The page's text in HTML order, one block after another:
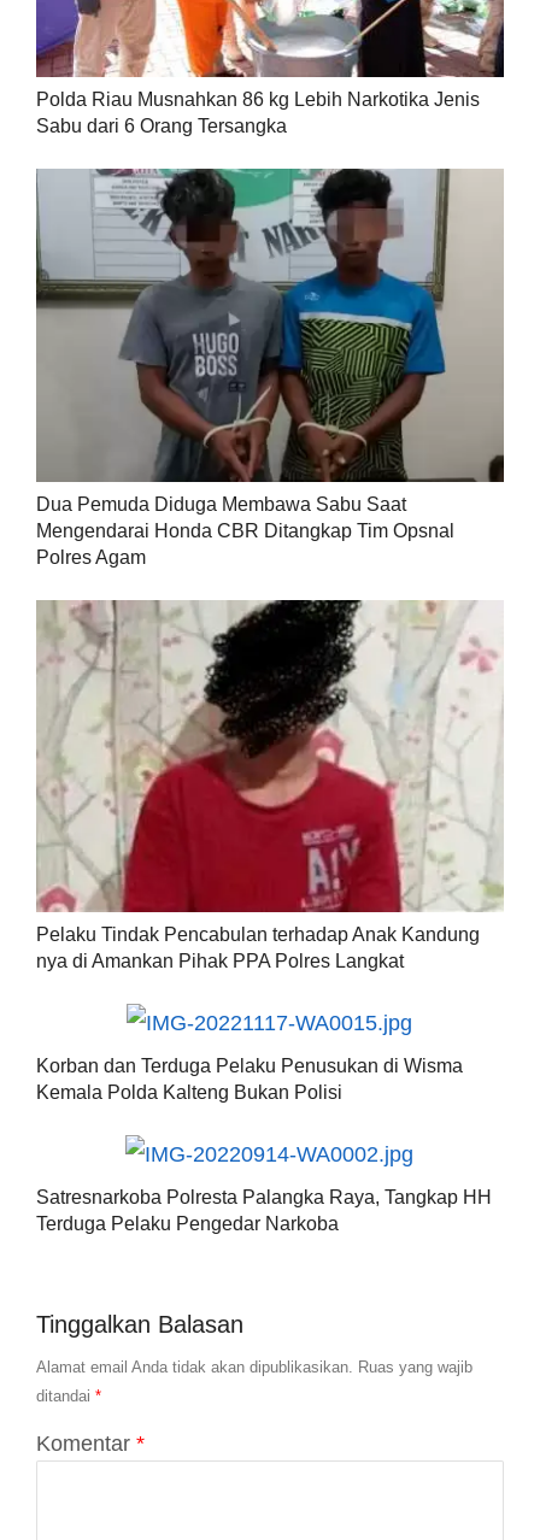
Polda Riau Musnahkan 86 kg Lebih Narkotika Jenis
Sabu dari 6 Orang Tersangka
Dua Pemuda Diduga Membawa Sabu Saat
Mengendarai Honda CBR Ditangkap Tim Opsnal
Polres Agam
Pelaku Tindak Pencabulan terhadap Anak Kandung
nya di Amankan Pihak PPA Polres Langkat
Korban dan Terduga Pelaku Penusukan di Wisma
Kemala Polda Kalteng Bukan Polisi
Satresnarkoba Polresta Palangka Raya, Tangkap HH
Terduga Pelaku Pengedar Narkoba
Tinggalkan Balasan
Alamat email Anda tidak akan dipublikasikan. Ruas yang wajib
ditandai *
Komentar *